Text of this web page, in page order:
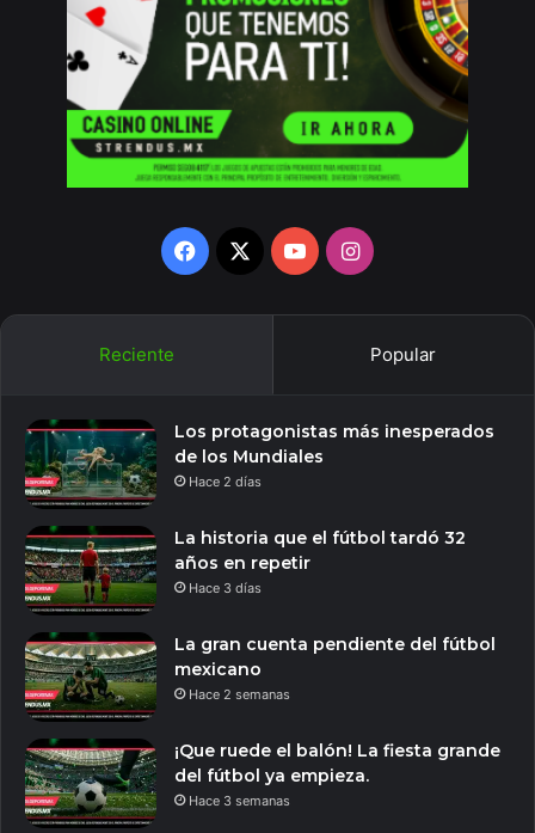
Facebook
X YouTubeInstagram
Reciente Popular
Los protagonistas más inesperados
de los Mundiales
Hace 2 días
La historia que el fútbol tardó 32
años en repetir
Hace 3 días
La gran cuenta pendiente del fútbol
mexicano
Hace 2 semanas
¡Que ruede el balón! La fiesta grande
del fútbol ya empieza.
Hace 3 semanas